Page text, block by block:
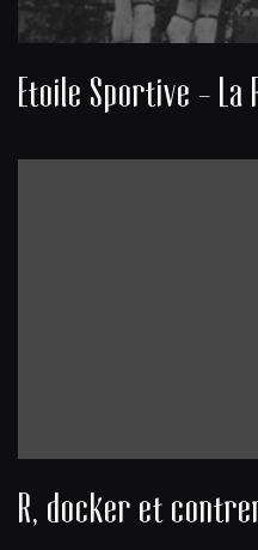
Etoile Sportive - La
R, docker et